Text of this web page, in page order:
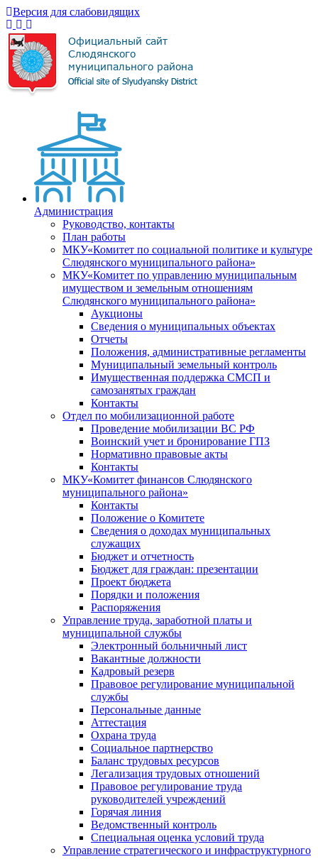
Версия для слабовидящих
Администрация
Руководство, контакты
План работы
МКУ«Комитет по социальной политике и культуре
Слюдянского муниципального района»
МКУ«Комитет по управлению муниципальным
имуществом и земельным отношениям
Слюдянского муниципального района»
Аукционы
Сведения о муниципальных объектах
Отчеты
Положения, административные регламенты
Муниципальный земельный контроль
Имущественная поддержка СМСП и
самозанятых граждан
Контакты
Отдел по мобилизационной работе
Проведение мобилизации ВС РФ
Воинский учет и бронирование ГПЗ
Нормативно правовые акты
Контакты
МКУ«Комитет финансов Слюдянского
муниципального района»
Контакты
Положение о Комитете
Сведения о доходах муниципальных
служащих
Бюджет и отчетность
Бюджет для граждан: презентации
Проект бюджета
Порядки и положения
Распоряжения
Управление труда, заработной платы и
муниципальной службы
Электронный больничный лист
Вакантные должности
Кадровый резерв
Правовое регулирование муниципальной
службы
Персональные данные
Аттестация
Охрана труда
Социальное партнерство
Баланс трудовых ресурсов
Легализация трудовых отношений
Правовое регулирование труда
руководителей учреждений
Горячая линия
Ведомственный контроль
Специальная оценка условий труда
Управление стратегического и инфраструктурного